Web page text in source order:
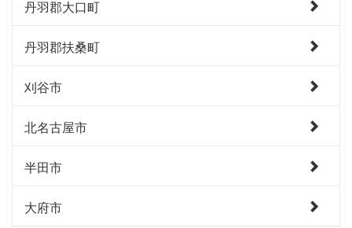
丹羽郡大口町
丹羽郡扶桑町
刈谷市
北名古屋市
半田市
大府市